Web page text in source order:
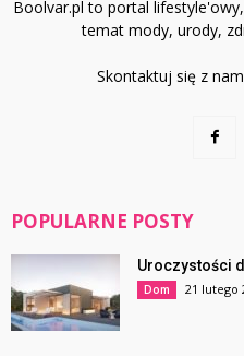
Boolvar.pl to portal
temat mody, urody,
Skontaktuj się z
POPULARNE POSTY
Uroczystości
Dom 21 lutego